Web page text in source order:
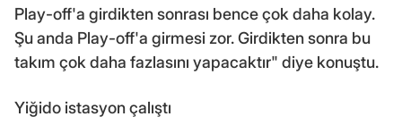
Play-off'a girdikten sonrası bence çok daha kolay.
Şu anda Play-off'a girmesi zor. Girdikten sonra bu
takım çok daha fazlasını yapacaktır" diye konuştu.
Yiğido istasyon çalıştı